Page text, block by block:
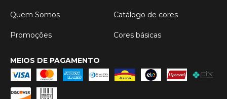
Quem Somos Catálogo de cores
Promoções Cores básicas
MEIOS DE PAGAMENTO